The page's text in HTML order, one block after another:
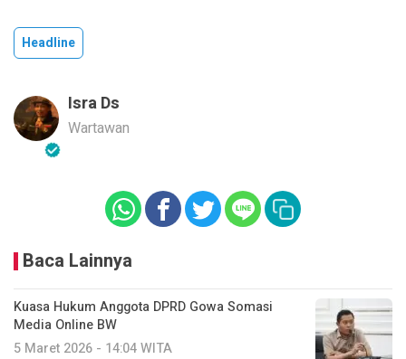
Headline
Isra Ds
Wartawan
Baca Lainnya
Kuasa Hukum Anggota DPRD Gowa Somasi
Media Online BW
5 Maret 2026 - 14:04 WITA